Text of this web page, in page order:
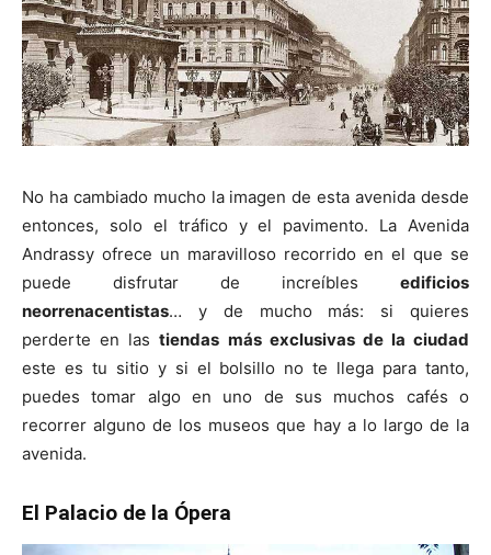
No ha cambiado mucho la imagen de esta avenida desde
entonces, solo el tráfico y el pavimento. La Avenida
Andrassy ofrece un maravilloso recorrido en el que se
puede disfrutar de increíbles edificios
neorrenacentistas… y de mucho más: si quieres
perderte en lastiendas más exclusivas de la ciudad
este es tu sitio y si el bolsillo no te llega para tanto,
puedes tomar algo en uno de sus muchos cafés o
recorrer alguno de los museos que hay a lo largo de la
avenida.
El Palacio de la Ópera